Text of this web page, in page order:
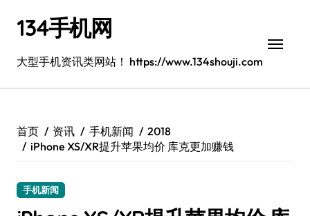
134手机网
大型手机资讯类网站！ https://www.134shouji.com
首页 资讯 手机新闻
2018
iPhone XS/XR提升苹果均价 库克更加赚钱
手机新闻